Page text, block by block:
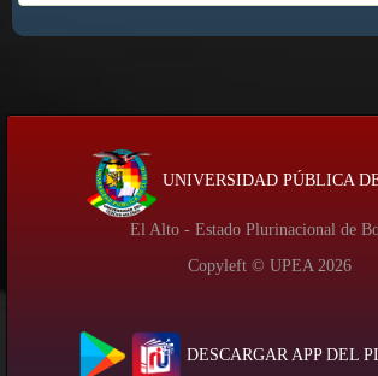
UNIVERSIDAD PÚBLICA
El Alto - Estado Plurinacional de
Copyleft © UPEA 2026
DESCARGAR APP DEL